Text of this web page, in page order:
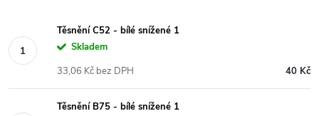
Těsnění C52 - bílé snížené 1
Skladem
40 Kč
33,06 Kč bez DPH
Těsnění B75 - bílé snížené 1